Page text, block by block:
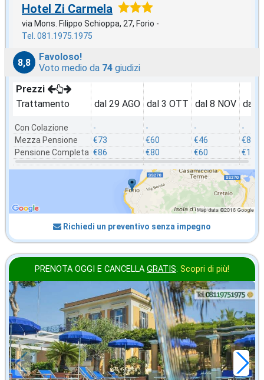
Hotel Zi Carmela
via Mons. Filippo Schioppa, 27, Forio -
Tel. 081.1975.1975
8,8
Favoloso!
Voto medio da 74 giudizi
Prezzi
Trattamento
Con Colazione
Mezza Pensione
Pensione Completa
dal 29 AGO
-
€73
€86
dal 3 OTT
-
€60
€80
dal 8 NOV
-
€46
€60
dal
-
€86
€106
Richiedi un preventivo senza impegno
PRENOTA OGGI E CANCELLA GRATIS. Scopri di più!
ottobre
in offerta da
€71,29
a notte